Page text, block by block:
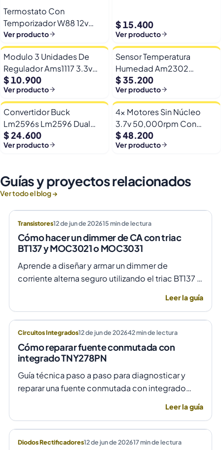
Termostato Con
Temporizador W88 12v
Automatico Frio Calor
Ver producto
$ 15.400
Ver producto
Modulo 3 Unidades De
Regulador Ams1117 3.3v
Yp-8 Con Pines
$ 10.900
Ver producto
Sensor Temperatura
Humedad Am2302
Dht22/am2302 Digital
Esp32
$ 35.200
Ver producto
Convertidor Buck
Lm2596s Lm2596 Dual
Usb 9-36v A 5v Dc Jack
$ 24.600
Ver producto
4x Motores Sin Núcleo
3.7v 50,000rpm Con
Helices Micro Fpv
$ 48.200
Ver producto
Guías y proyectos relacionados
Ver todo el blog →
Transistores12 de jun de 202615min de lectura
Cómo hacer un dimmer de CA con triac
BT137 y MOC3021 o MOC3031
Aprende a diseñar y armar un dimmer de
corriente alterna seguro utilizando el triac BT137 y
Leer la guía
Circuitos Integrados12 de jun de 202642min de lectura
Cómo reparar fuente conmutada con
integrado TNY278PN
Guía técnica paso a paso para diagnosticar y
reparar una fuente conmutada con integrado
Leer la guía
Diodos Rectificadores12 de jun de 202617min de lectura